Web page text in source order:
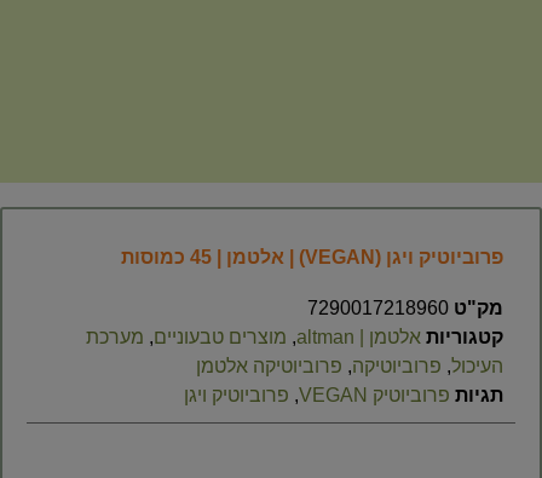
פרוביוטיק ויגן (VEGAN) | אלטמן | 45 כמוסות
מק"ט 7290017218960
קטגוריות אלטמן | altman , מוצרים טבעוניים, מערכת
העיכול, פרוביוטיקה, פרוביוטיקה אלטמן
תגיות פרוביוטיק VEGAN , פרוביוטיק ויגן